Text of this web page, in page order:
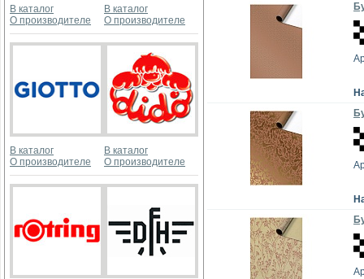
В каталог
О производителе
В каталог
О производителе
В каталог
О производителе
В каталог
О производителе